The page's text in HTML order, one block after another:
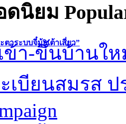
าระบบจี๋มุ้ยเต้าเสี่ยว”
ดนิยม
ข้า-ขึ้นบ้านให
เบียนสมรส ป